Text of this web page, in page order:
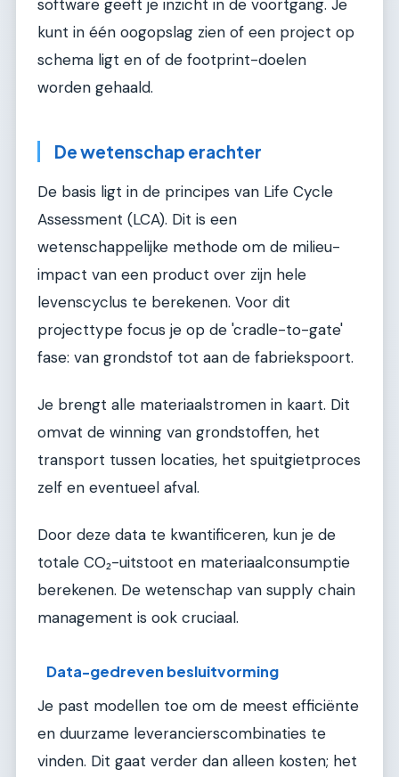
software geeft je inzicht in de voortgang. Je
kunt in één oogopslag zien of een project op
schema ligt en of de footprint-doelen
worden gehaald.
De wetenschap erachter
De basis ligt in de principes van Life Cycle
Assessment (LCA). Dit is een
wetenschappelijke methode om de milieu-
impact van een product over zijn hele
levenscyclus te berekenen. Voor dit
projecttype focus je op de 'cradle-to-gate'
fase: van grondstof tot aan de fabriekspoort.
Je brengt alle materiaalstromen in kaart. Dit
omvat de winning van grondstoffen, het
transport tussen locaties, het spuitgietproces
zelf en eventueel afval.
Door deze data te kwantificeren, kun je de
totale CO₂-uitstoot en materiaalconsumptie
berekenen. De wetenschap van supply chain
management is ook cruciaal.
Data-gedreven besluitvorming
Je past modellen toe om de meest efficiënte
en duurzame leverancierscombinaties te
vinden. Dit gaat verder dan alleen kosten; het